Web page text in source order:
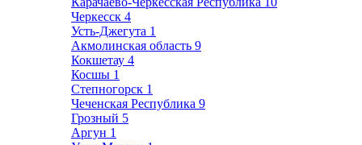
Черкесск 4
Усть-Джегута 1
Акмолинская область 9
Кокшетау 4
Косшы 1
Степногорск 1
Чеченская Республика 9
Грозный 5
Аргун 1